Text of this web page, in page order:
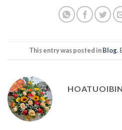
This entry was posted inBlog.